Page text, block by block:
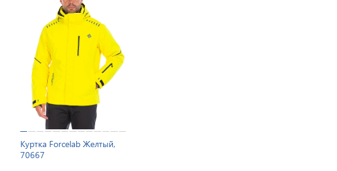
Куртка Forcelab Желтый,
70667